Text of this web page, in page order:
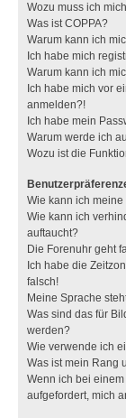
Wozu muss ich
Was ist COPPA?
Warum kann ich
Ich habe mich
Warum kann ich
Ich habe mich vor
anmelden?!
Ich habe mein
Warum werde ich
Wozu ist die
Wie kann ich
Wie kann ich
auftaucht?
Die Forenuhr geht
Ich habe die
falsch!
Meine Sprache
Was sind das für
werden?
Wie verwende ich
Was ist mein Rang
Wenn ich bei
aufgefordert, mich